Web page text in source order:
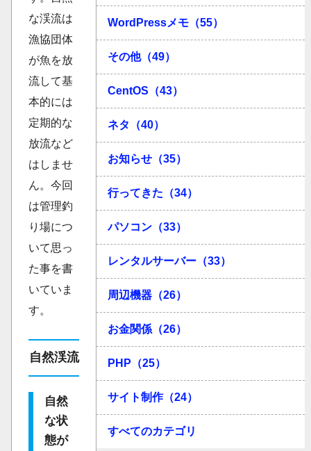
な渓流は
漁協団体
が魚を放
流して基
本的には
定期的な
放流など
はしませ
ん。今回
は管理釣
り場につ
いて思っ
た事を書
いていま
す。
自然渓流
自然
な状
態が
WordPressメモ（55）
その他（49）
CentOS（43）
ネタ（40）
お知らせ（35）
行ってきた（34）
パソコン（33）
レンタルサーバー（33）
周辺機器（26）
お金関係（26）
PHP（25）
サイト制作（24）
すべてのカテゴリ